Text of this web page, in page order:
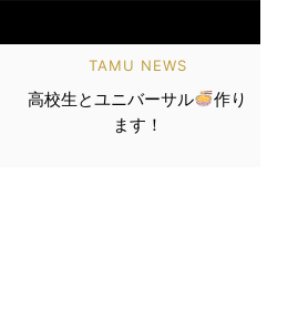
TAMU NEWS
高校生とユニバーサル
作り
ます！